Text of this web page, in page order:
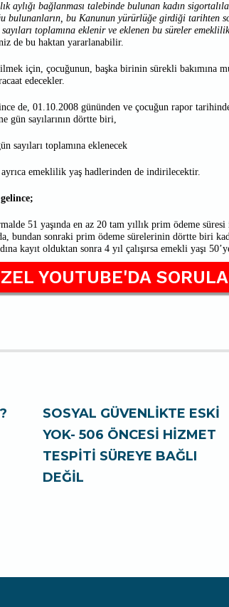
aylığı bağlanması talebinde bulunan kadın
bulunanların, bu Kanunun yürürlüğe girdiği tarihten
toplamına eklenir ve eklenen bu süreler
de bu haktan yararlanabilir.
için, çocuğunun, başka birinin sürekli bakımına
edecekler.
de, 01.10.2008 gününden ve çocuğun rapor
gün sayılarının dörtte biri,
sayıları toplamına eklenecek
emeklilik yaş hadlerinden de indirilecektir.
51 yaşında en az 20 tam yıllık prim ödeme
bundan sonraki prim ödeme sürelerinin dörtte biri
kayıt olduktan sonra 4 yıl çalışırsa emekli yaşı
YOUTUBE'DA
SOSYAL GÜVENLİKTE ESKİ
YOK- 506 ÖNCESİ HİZMET
TESPİTİ SÜREYE BAĞLI
DEĞİL